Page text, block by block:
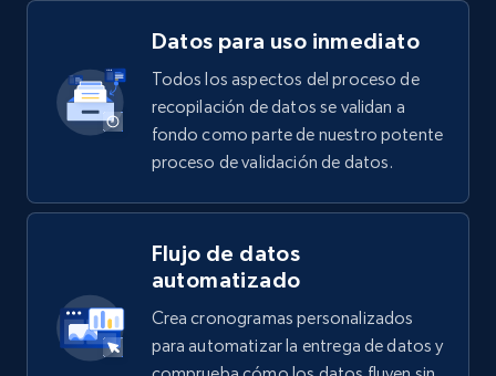
Datos para uso inmediato
Todos los aspectos del proceso de
recopilación de datos se validan a
fondo como parte de nuestro potente
proceso de validación de datos.
Flujo de datos
automatizado
Crea cronogramas personalizados
para automatizar la entrega de datos y